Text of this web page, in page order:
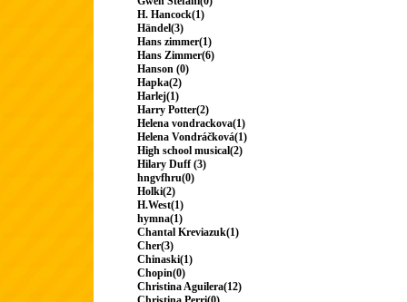
H. Hancock(1)
Händel(3)
Hans zimmer(1)
Hans Zimmer(6)
Hanson (0)
Hapka(2)
Harlej(1)
Harry Potter(2)
Helena vondrackova(1)
Helena Vondráčková(1)
High school musical(2)
Hilary Duff (3)
hngvfhru(0)
Holki(2)
H.West(1)
hymna(1)
Chantal Kreviazuk(1)
Cher(3)
Chinaski(1)
Chopin(0)
Christina Aguilera(12)